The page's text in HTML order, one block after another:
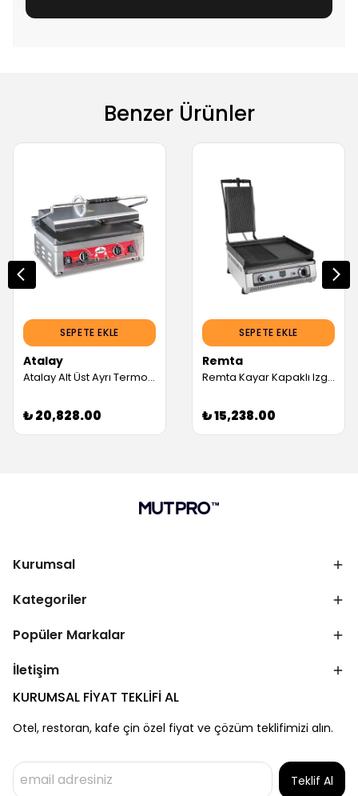
Benzer Ürünler
SEPETE EKLE
Atalay
Atalay Alt Üst Ayrı Termostatlı Tost Makinesi, Blok Kapaklı, 20 Dilim Kapasiteli, Elektrikli (Servis Garantili)
₺ 20,828.00
SEPETE EKLE
Remta
Remta Kayar Kapaklı Izgara ve Tost Makinesi Elektrikli (Servis Garantili)
₺ 15,238.00
Kurumsal
Kategoriler
Popüler Markalar
İletişim
KURUMSAL FİYAT TEKLİFİ AL
Otel, restoran, kafe çin özel fiyat ve çözüm teklifimizi alın.
Teklif Al